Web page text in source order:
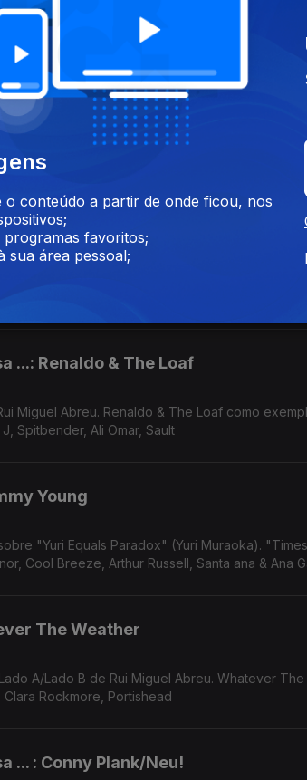
B de Rui Miguel Abreu a propósito do livro
Samalandra, ...
"Dark Knot at the Center" no Festival Curtas
Mudança. Música de Carla Del Forno, Mirror
B de Rui Miguel Abreu. In/Flux de Dj Shadow em
D
...: Renaldo & The Loaf
Miguel Abreu. Renaldo & The Loaf como
Spitbender, Ali Omar, Sault
Young
Muraoka). "Times Are Tight" de Jimmy Young no Som da
Cool Breeze, Arthur Russell, Santa ana & Ana
The Weather
A/Lado B de Rui Miguel Abreu. Whatever
Rockmore, Portishead
... : Conny Plank/Neu!
o conteúdo a partir de onde ficou, nos
programas favoritos;
sua área pessoal;